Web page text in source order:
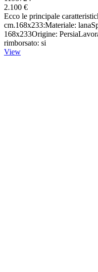
2.100 €
Ecco le principale
cm.168x233:Materiale:
168x233Origine:
rimborsato: si
View